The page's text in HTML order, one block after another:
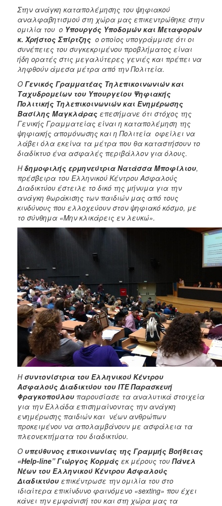
Στην ανάγκη καταπολέμησης του ψηφιακού
αναλφαβητισμού στη χώρα μας επικεντρώθηκε στην
ομιλία του ο Υπουργός Υποδομών και Μεταφορών
κ. Χρήστος Σπίρτζης ο οποίος υπογράμμισε ότι οι
συνέπειες του συγκεκριμένου προβλήματος είναι
ήδη ορατές στις μεγαλύτερες γενιές και πρέπει να
ληφθούν άμεσα μέτρα από την Πολιτεία.
Ο Γενικός Γραμματέας Τηλεπικοινωνιών και
Ταχυδρομείων του Υπουργείου Ψηφιακής
Πολιτικής Τηλεπικοινωνιών και Ενημέρωσης
Βασίλης Μαγκλάρας επεσήμανε ότι στόχος της
Γενικής Γραμματείας είναι η καταπολέμηση της
ψηφιακής απομόνωσης και η Πολιτεία οφείλει να
λάβει όλα εκείνα τα μέτρα που θα καταστήσουν το
διαδίκτυο ένα ασφαλές περιβάλλον για όλους.
Ηδημοφιλής ερμηνεύτρια Νατάσσα Μποφίλιου,
πρέσβειρα του Ελληνικού Κέντρου Ασφαλούς
Διαδικτύου έστειλε το δικό της μήνυμα για την
ανάγκη θωράκισης των παιδιών μας από τους
κινδύνους που ελλοχεύουν στον ψηφιακό κόσμο, με
το σύνθημα «Μην κλικάρεις εν λευκώ».
Η συντονίστρια του Ελληνικού Κέντρου
Ασφαλούς Διαδικτύου του ΙΤΕ Παρασκευή
Φραγκοπούλου παρουσίασε τα αναλυτικά στοιχεία
για την Ελλάδα επισημαίνοντας την ανάγκη
ενημέρωσης παιδιών και νέων ανθρώπων
προκειμένου να απολαμβάνουν με ασφάλεια τα
πλεονεκτήματα του διαδικτύου.
Ο υπεύθυνος επικοινωνίας της Γραμμής Βοήθειας
«Help-line” Γιώργος Κορμάς εκ μέρους του Πάνελ
Νέων του Ελληνικού Κέντρου Ασφαλούς
Διαδικτύου επικέντρωσε την ομιλία του στο
ιδιαίτερα επικίνδυνο φαινόμενο «sexting» που έχει
κάνει την εμφάνισή του και στη χώρα μας τα